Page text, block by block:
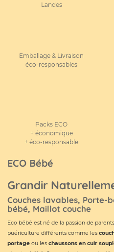
Landes
Emballage & Livraison
éco-responsables
Packs ECO
+ économique
+ éco-responsable
ECO Bébé
Grandir
Couches lavables, Porte-
bébé, Maillot couche
Eco bébé est né de la passion de
puériculture différents comme les
portage ou les chaussons en cuir